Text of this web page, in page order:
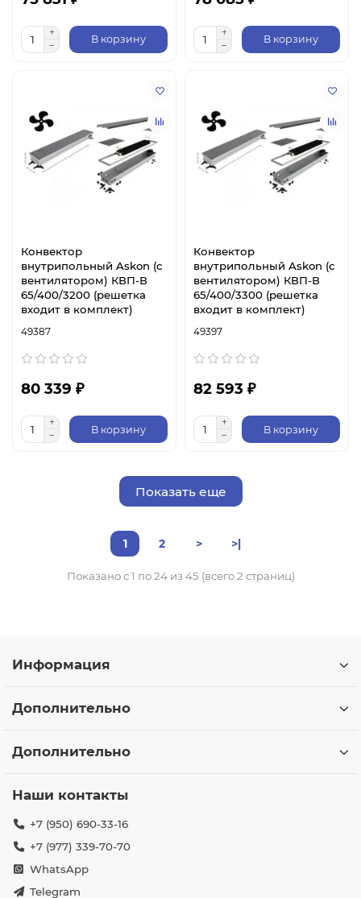
В корзину В корзину
Конвектор
внутрипольный Askon (с
вентилятором) КВП-В
65/400/3200 (решетка
входит в комплект)
49387
80 339 ₽
В корзину
Конвектор
внутрипольный Askon (с
вентилятором) КВП-В
65/400/3300 (решетка
входит в комплект)
49397
82 593 ₽
В корзину
Показать еще
1 2 > >|
Показано с 1 по 24 из 45 (всего 2 страниц)
Информация
Дополнительно
Дополнительно
Наши контакты
+7 (950) 690-33-16
+7 (977) 339-70-70
WhatsApp
Telegram